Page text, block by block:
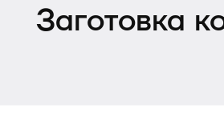
Заготовка